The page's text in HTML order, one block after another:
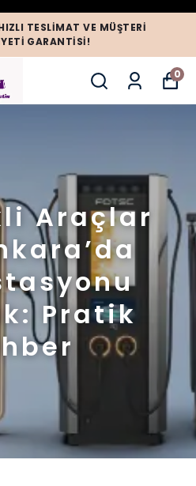
TESLIMAT VE MÜŞTERI
GARANTISI!
0
Araçlar
Pratik